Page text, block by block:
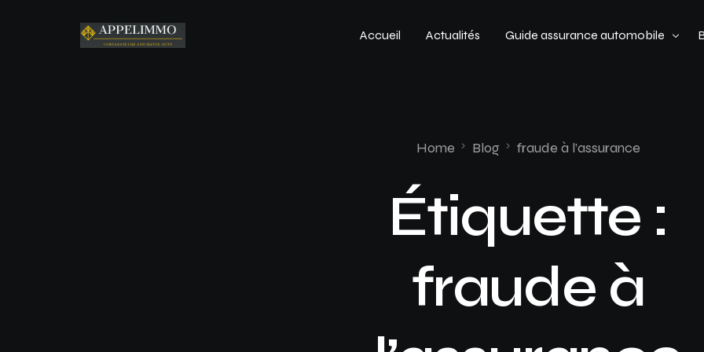
Accueil Actualités Guide assurance automobile
Profil de conducteur
Home Blog fraude à l’assurance
Étiquette :
fraude à